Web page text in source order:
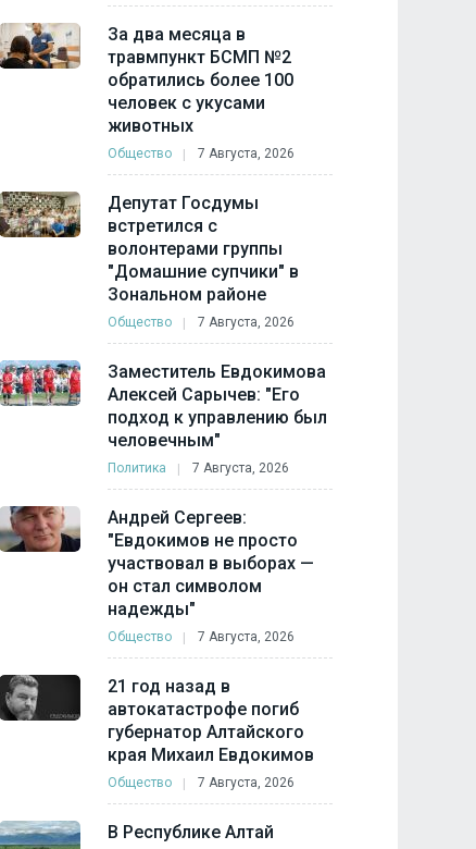
За два месяца в
травмпункт БСМП №2
обратились более 100
человек с укусами
животных
Общество 7 Августа, 2026
Депутат Госдумы
встретился с
волонтерами группы
"Домашние супчики" в
Зональном районе
Общество 7 Августа, 2026
Заместитель Евдокимова
Алексей Сарычев: "Его
подход к управлению был
человечным"
Политика 7 Августа, 2026
Андрей Сергеев:
"Евдокимов не просто
участвовал в выборах —
он стал символом
надежды"
Общество 7 Августа, 2026
21 год назад в
автокатастрофе погиб
губернатор Алтайского
края Михаил Евдокимов
Общество 7 Августа, 2026
В Республике Алтай